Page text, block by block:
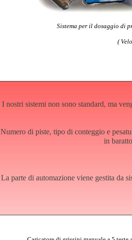
Sistema per il dosaggio di
(
I nostri sistemi non sono standard, ma
Numero di piste, tipo di conteggio e
in
La parte di automazione viene gestita da